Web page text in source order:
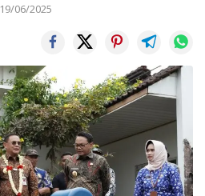
19/06/2025